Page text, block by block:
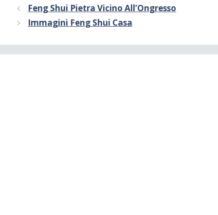
Feng Shui Pietra Vicino All’Ongresso
Immagini Feng Shui Casa